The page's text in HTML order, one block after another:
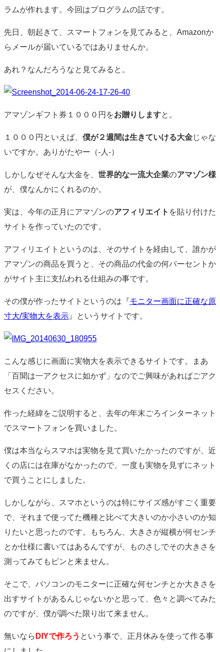
ラムが作れます。今回はプログラムの話です。
先日、朝起きて、スマートフォンを見てみると、Amazonか
らメールが届いているではありませんか。
あれ？なんだろうなと見てみると。
アマゾンギフト券１０００円をお贈りしますと。
１０００円といえば、 僕が２週間は生きていける大金じゃな
いですか。ありがたやー（-人-）
しかしなぜそんな大金を、 世界的な一流大企業のアマゾン様
が、僕なんかにくれるのか。
実は、今年の正月にアマゾンのアフィリエイト を貼り付けた
サイトを作っていたのです。
アフィリエイトというのは、そのサイトを経由して、誰かが
アマゾンの商品を買うと、その商品の代金の何パーセントか
がサイト主に支払われる仕組みの事です。
その僕が作ったサイトというのは『モニター画面に正確な原
寸大/実物大を表示 』というサイトです。
こんな感じに画面に実物大を表示できるサイトです。まあ
「百聞は一アクセスに如かず」なのでご興味があればごアク
セスください。
作った経緯をご説明すると、去年の年末ごろインターネット
でスマートフォンを買いました。
僕は本当ならスマホは実物を見て買いたかったのですが、近
くの店には在庫がなかったので、一度も実物を見ずにネット
で買うことにしました。
しかしながら、スマホというのは特にサイズ感がすごく重要
で、それまで使ってた機種と比べて大きいのか小さいのか知
りたいと思ったのです。もちろん、大きさが縦横が何センチ
とか仕様に書いてはあるんですが、ものさしでその大きさを
測ってみてもピンと来ません。
そこで、パソコンのモニターに正確な何センチとか大きさを
出すサイトがあるんじゃないかと思って、色々と調べてみた
のですが、僕が調べた限り出て来ません。
無いなら DIYで作ろう という事で、正月休みを使って作る事